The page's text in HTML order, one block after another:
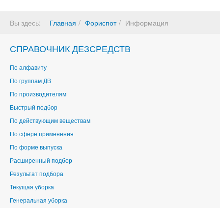
Вы здесь: Главная Фориспот Информация
СПРАВОЧНИК ДЕЗСРЕДСТВ
По алфавиту
По группам ДВ
По производителям
Быстрый подбор
По действующим веществам
По сфере применения
По форме выпуска
Расширенный подбор
Результат подбора
Текущая уборка
Генеральная уборка